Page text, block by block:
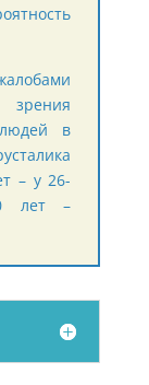
людей в
– у 26-
лет –